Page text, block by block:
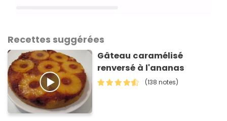
Recettes suggérées
Gâteau caramélisé
renversé à l'ananas
(138 notes)